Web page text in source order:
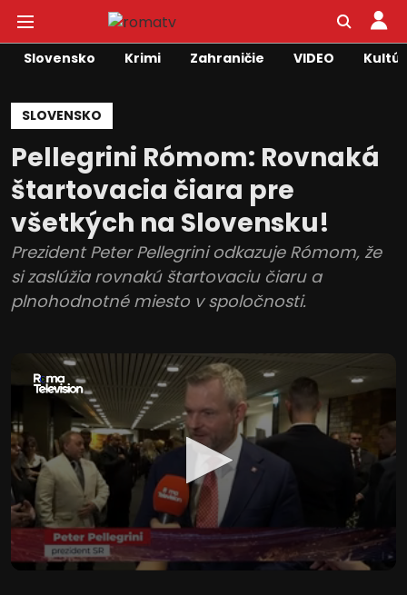
Slovensko Krimi Zahraničie VIDEO
SLOVENSKO
Pellegrini Rómom: Rovnaká
štartovacia čiara pre
všetkých na Slovensku!
Prezident Peter Pellegrini odkazuje Rómom, že
si zaslúžia rovnakú štartovaciu čiaru a
plnohodnotné miesto v spoločnosti.